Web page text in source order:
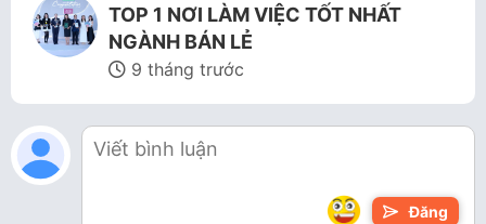
TOP 1 NƠI LÀM VIỆC TỐT NHẤT
NGÀNH BÁN LẺ
9 tháng trước
Đăng